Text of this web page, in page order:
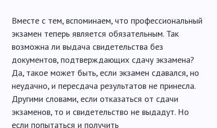
Вместе с тем, вспоминаем, что профессиональный
экзамен теперь является обязательным. Так
возможна ли выдача свидетельства без
документов, подтверждающих сдачу экзамена?
Да, такое может быть, если экзамен сдавался, но
неудачно, и пересдача результатов не принесла.
Другими словами, если отказаться от сдачи
экзаменов, то и свидетельство не выдадут. Но
если попытаться и получить